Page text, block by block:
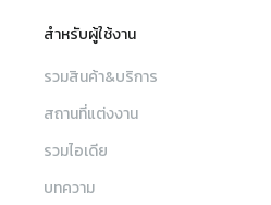
สำหรับผู้ใช้งาน
รวมสินค้า&บริการ
สถานที่แต่งงาน
รวมไอเดีย
บทความ